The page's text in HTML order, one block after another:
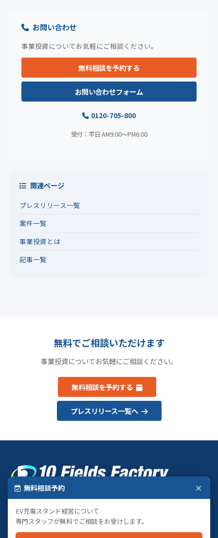
お問い合わせ
事業投資についてお気軽にご相談ください。
無料相談を予約する
お問い合わせフォーム
0120-705-800
受付：平日 AM9:00〜PM6:00
関連ページ
プレスリリース一覧
案件一覧
事業投資とは
記事一覧
無料でご相談いただけます
事業投資についてお気軽にご相談ください。
無料相談を予約する
プレスリリース一覧へ
テンフィールズファクトリー株式会社
〒619-0237 京都府相楽郡精華町光台1丁目7 けいはんなプラザ9F
案件一覧記事一覧事業投資とは無料相談運営企業情報
無料相談予約
EV充電スタンド経営について
専門スタッフが無料でご相談をお受けします。